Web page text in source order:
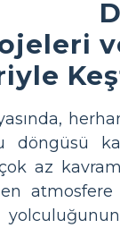
döngüsü
az